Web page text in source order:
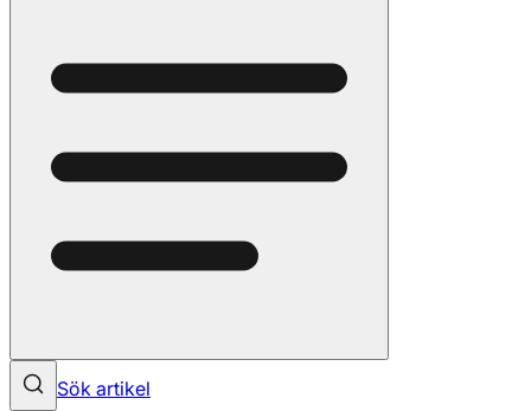
Sök artikel